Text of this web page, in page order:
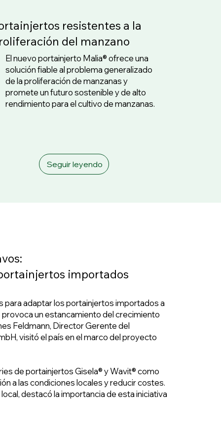
resistentes a la
del manzano
El nuevo portainjerto Malia® ofrece una
solución fiable al problema generalizado
de la proliferación de manzanas y
promete un futuro sostenible y de alto
rendimiento para el cultivo de manzanas.
Seguir leyendo
importados
adaptar los portainjertos importados a
un estancamiento del crecimiento
Feldmann, Director Gerente del
visitó el país en el marco del proyecto
de portainjertos Gisela® y Wavit® como
a las condiciones locales y reducir costes.
destacó la importancia de esta iniciativa